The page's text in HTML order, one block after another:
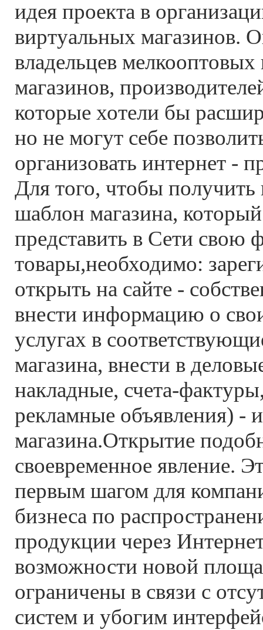
идея проекта в
виртуальных магазинов.
владельцев
магазинов,
которые хотели бы
но не могут себе
организовать интернет -
Для того, чтобы получить
шаблон магазина,
представить в Сети свою
товары,необходимо:
открыть на сайте -
внести информацию о
услугах в
магазина, внести в
накладные, счета-
рекламные объявления) -
магазина.Открытие
своевременное явление.
первым шагом для
бизнеса по
продукции через
возможности новой
ограничены в связи с
систем и убогим